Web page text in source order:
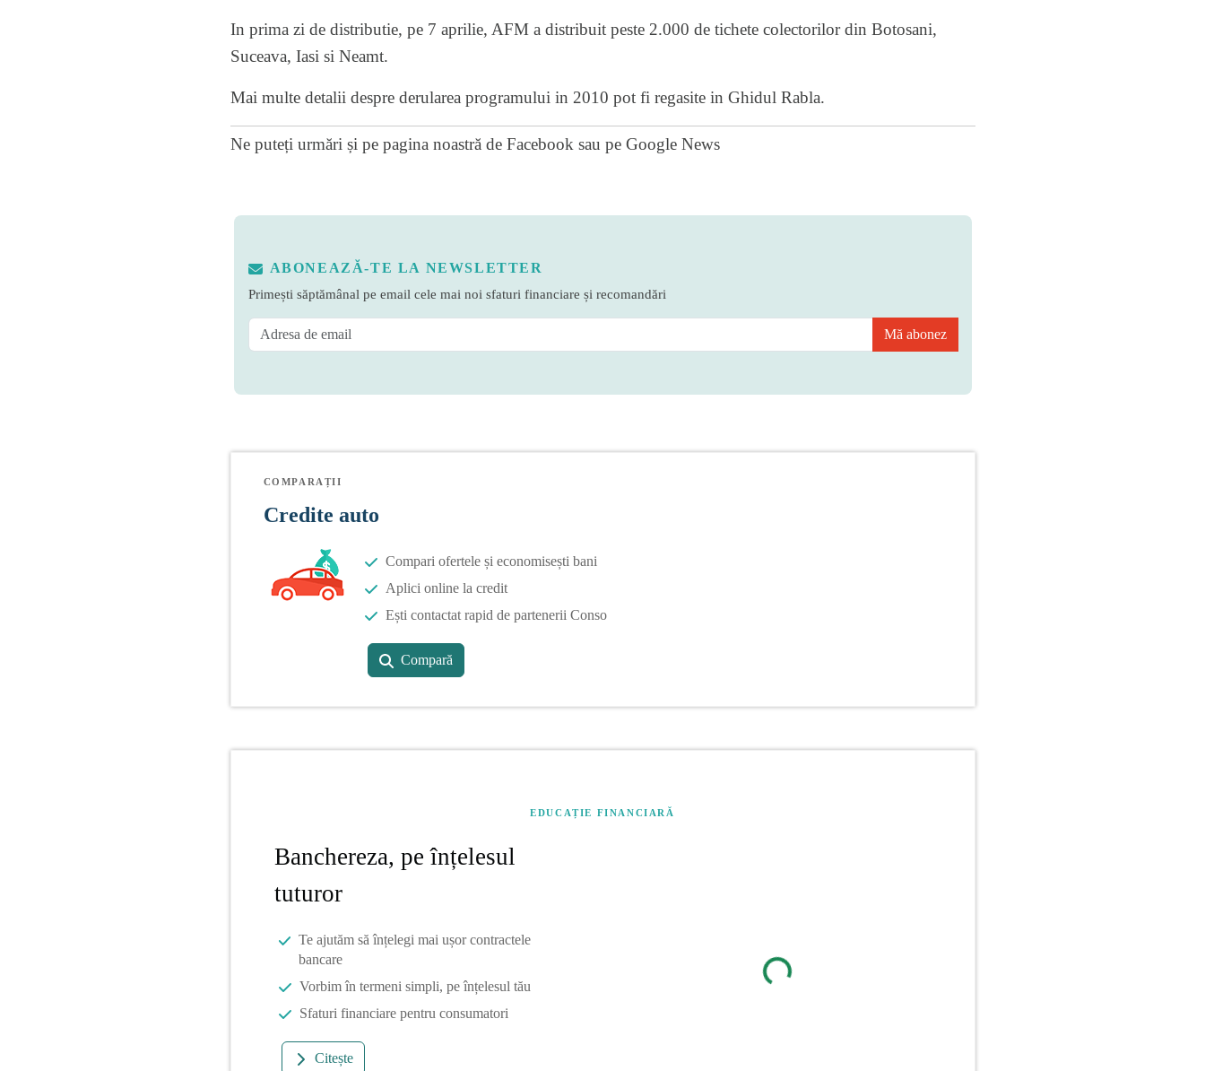
In prima zi de distributie, pe 7 aprilie, AFM a distribuit peste 2.000 de tichete colectorilor din Botosani,
Suceava, Iasi si Neamt.
Mai multe detalii despre derularea programului in 2010 pot fi regasite in Ghidul Rabla.
Ne puteți urmări și pe pagina noastră de Facebook sau pe Google News
ABONEAZĂ-TE LA NEWSLETTER
Primești săptămânal pe email cele mai noi sfaturi financiare și recomandări
Mă abonez
COMPARAȚII
Credite auto
Compari ofertele și economisești bani
Aplici online la credit
Ești contactat rapid de partenerii Conso
Compară
EDUCAȚIE FINANCIARĂ
Banchereza, pe înțelesul
tuturor
Te ajutăm să înțelegi mai ușor contractele
bancare
Vorbim în termeni simpli, pe înțelesul tău
Sfaturi financiare pentru consumatori
Citește